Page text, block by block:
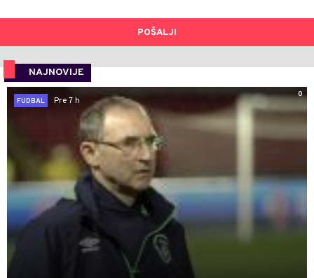
POŠALJI
NAJNOVIJE
0
FUDBAL
Pre 7 h